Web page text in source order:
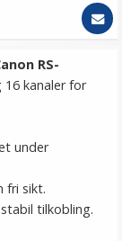
RS-
16 kanaler for
under
fri sikt.
tilkobling.